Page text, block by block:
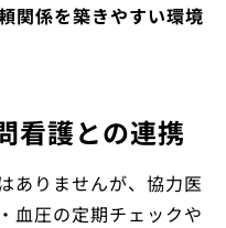
関係を築きやすい環境
看護との連携
ありませんが、協力医
血圧の定期チェックや